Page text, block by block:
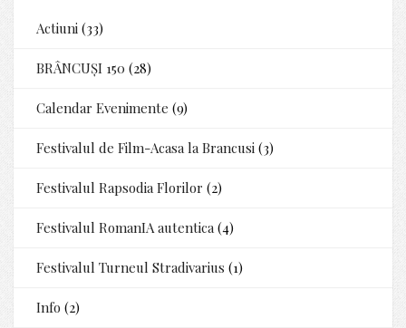
Actiuni (33)
BRÂNCUȘI 150 (28)
Calendar Evenimente (9)
Festivalul de Film-Acasa la Brancusi (3)
Festivalul Rapsodia Florilor (2)
Festivalul RomanIA autentica(4)
Festivalul Turneul Stradivarius (1)
Info (2)